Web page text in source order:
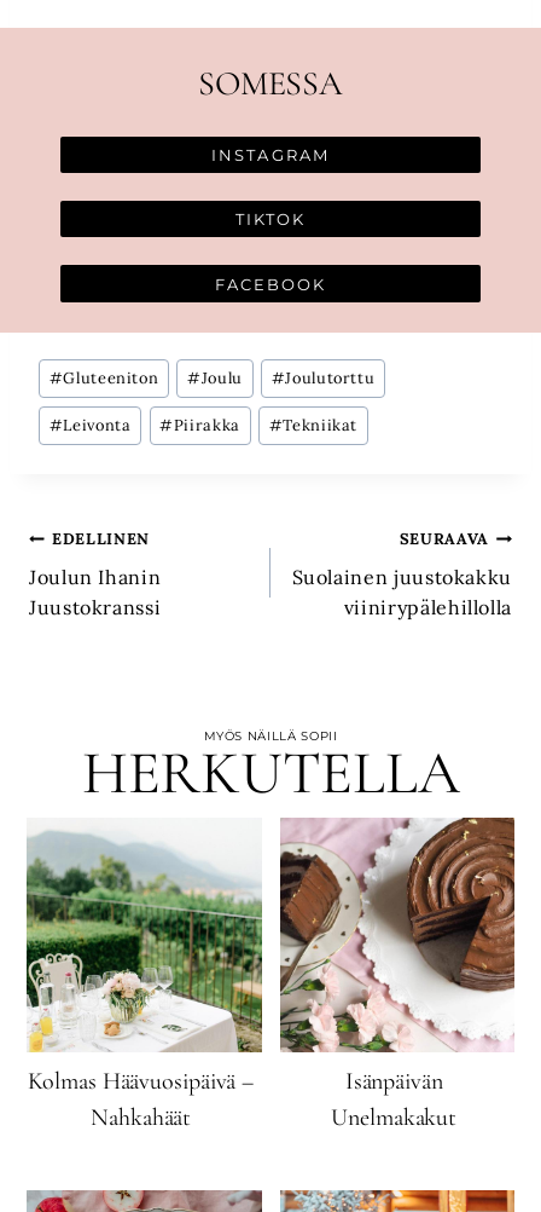
SOMESSA
INSTAGRAM
TIKTOK
FACEBOOK
Avainsanat:
#Gluteeniton #Joulu #Joulutorttu
#Leivonta #Piirakka #Tekniikat
Artikkelien
selaus
EDELLINEN
Joulun Ihanin
Juustokranssi
SEURAAVA
Suolainen juustokakku
viinirypälehillolla
MYÖS NÄILLÄ SOPII
HERKUTELLA
Kolmas Häävuosipäivä –
Nahkahäät
Isänpäivän
Unelmakakut